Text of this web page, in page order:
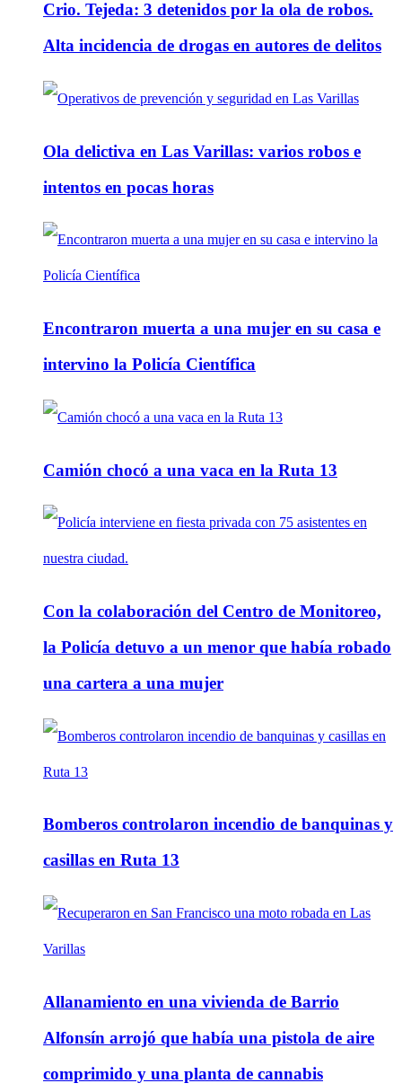
Crio. Tejeda: 3 detenidos por la ola de robos.
Alta incidencia de drogas en autores de delitos
Ola delictiva en Las Varillas: varios robos e
intentos en pocas horas
Encontraron muerta a una mujer en su casa e
intervino la Policía Científica
Camión chocó a una vaca en la Ruta 13
Con la colaboración del Centro de Monitoreo,
la Policía detuvo a un menor que había robado
una cartera a una mujer
Bomberos controlaron incendio de banquinas y
casillas en Ruta 13
Allanamiento en una vivienda de Barrio
Alfonsín arrojó que había una pistola de aire
comprimido y una planta de cannabis